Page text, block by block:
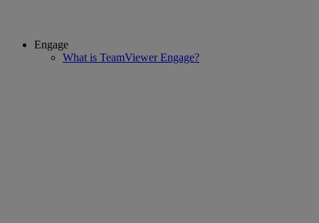
Engage
What is TeamViewer Engage?